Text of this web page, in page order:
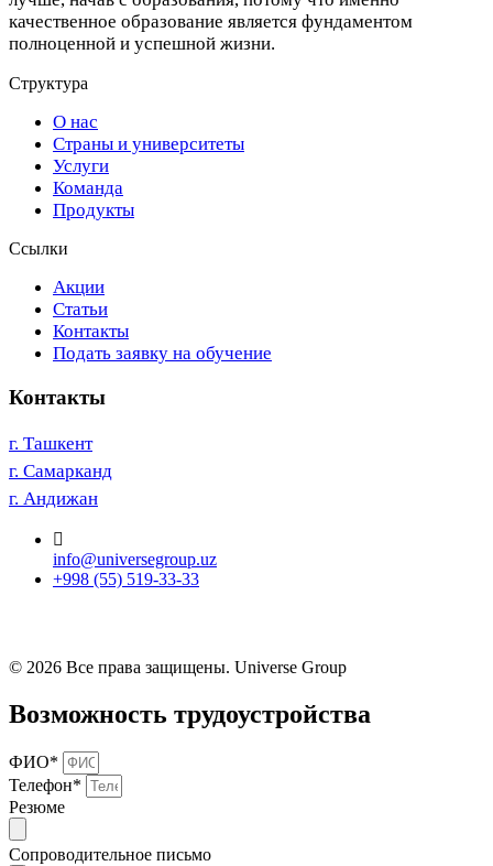
качественное образование является фундаментом
полноценной и успешной жизни.
Структура
О нас
Страны и университеты
Услуги
Команда
Продукты
Ссылки
Акции
Статьи
Контакты
Подать заявку на обучение
Контакты
г. Ташкент
г. Самарканд
г. Андижан
info@universegroup.uz
+998 (55) 519-33-33
© 2026 Все права защищены. Universe Group
Возможность трудоустройства
ФИО*
Телефон*
Резюме
Сопроводительное письмо